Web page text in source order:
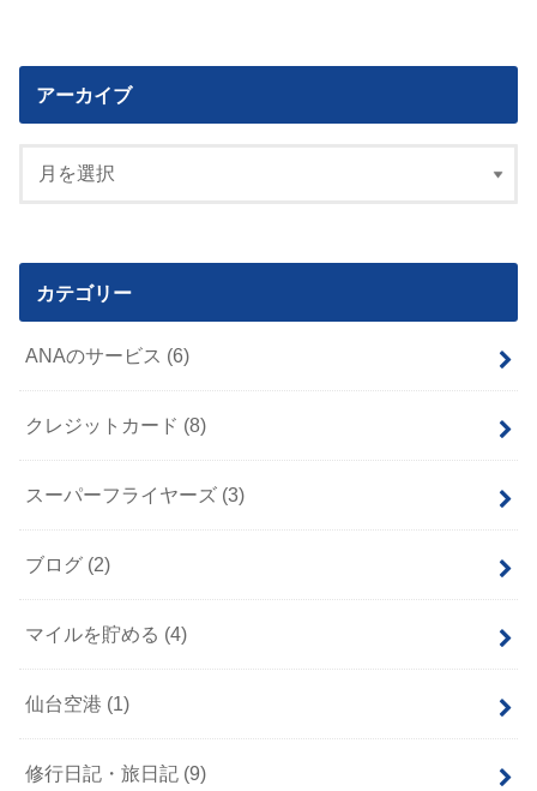
アーカイブ
カテゴリー
ANAのサービス (6)
クレジットカード (8)
スーパーフライヤーズ (3)
ブログ (2)
マイルを貯める (4)
仙台空港 (1)
修行日記・旅日記 (9)